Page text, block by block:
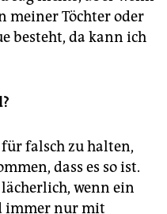
meiner Töchter oder
besteht, da kann ich
falsch zu halten,
dass es so ist.
wenn ein
immer nur mit